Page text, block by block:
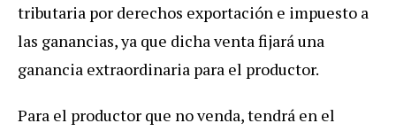
tributaria por derechos exportación e impuesto a
las ganancias, ya que dicha venta fijará una
ganancia extraordinaria para el productor.
Para el productor que no venda, tendrá en el